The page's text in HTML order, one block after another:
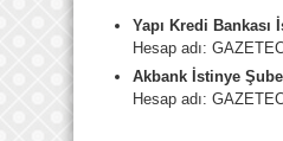
Yapı Kredi Bankası
Hesap adı:
Akbank İstinye
Hesap adı: